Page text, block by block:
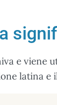
e viene
latina e